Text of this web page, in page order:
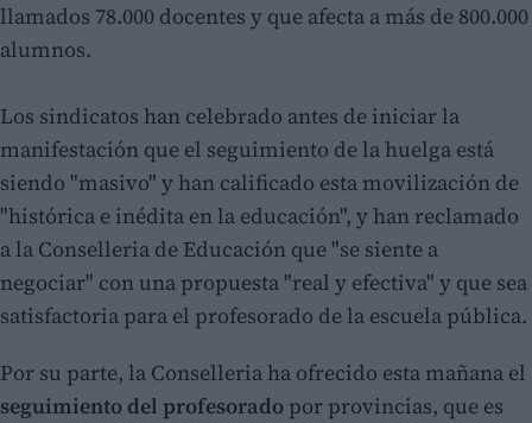
llamados 78.000 docentes y que afecta a más de 800.000
alumnos.
Los sindicatos han celebrado antes de iniciar la
manifestación que el seguimiento de la huelga está
siendo "masivo" y han calificado esta movilización de
"histórica e inédita en la educación", y han reclamado
a la Conselleria de Educación que "se siente a
negociar" con una propuesta "real y efectiva" y que sea
satisfactoria para el profesorado de la escuela pública.
Por su parte, la Conselleria ha ofrecido esta mañana el
seguimiento del profesorado por provincias, que es